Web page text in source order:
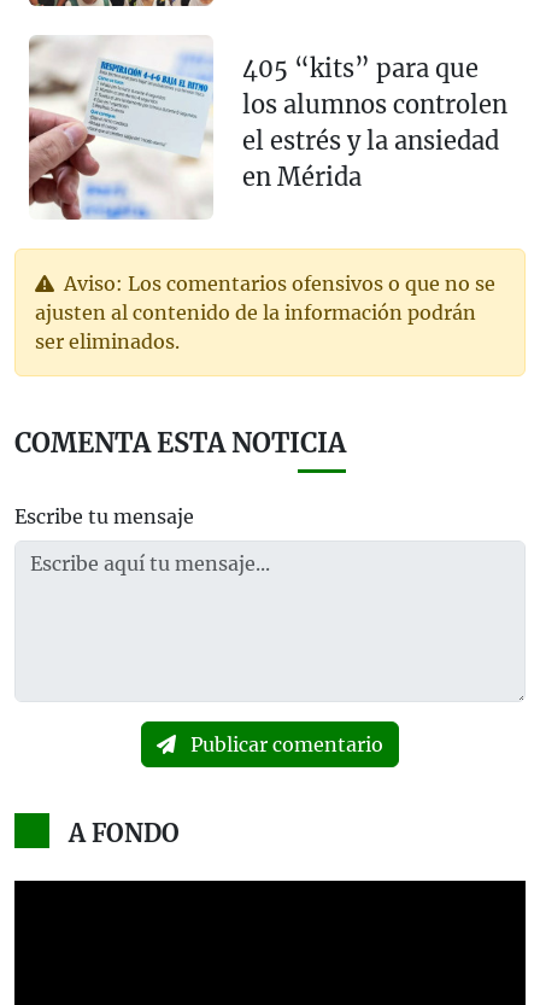
405 “kits” para que
los alumnos controlen
el estrés y la ansiedad
en Mérida
Aviso: Los comentarios ofensivos o que no se
ajusten al contenido de la información podrán
ser eliminados.
COMENTA ESTA NOTICIA
Escribe tu mensaje
Publicar comentario
A FONDO